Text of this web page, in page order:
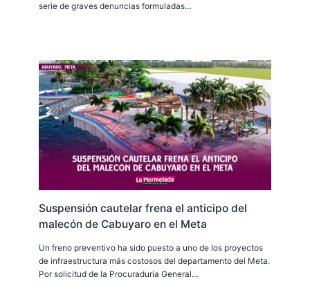
serie de graves denuncias formuladas…
Suspensión cautelar frena el anticipo del
malecón de Cabuyaro en el Meta
Un freno preventivo ha sido puesto a uno de los proyectos
de infraestructura más costosos del departamento del Meta.
Por solicitud de la Procuraduría General…